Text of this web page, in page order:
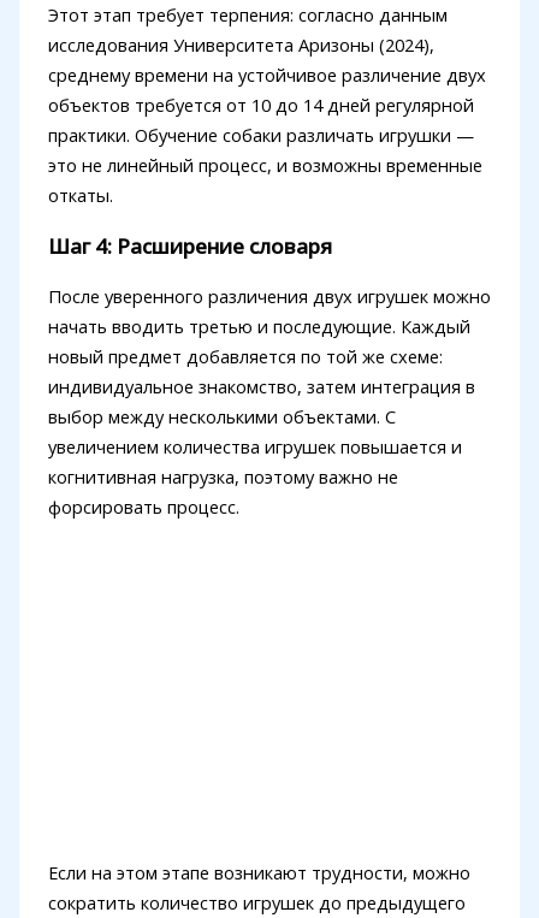
Этот этап требует терпения: согласно данным
исследования Университета Аризоны (2024),
среднему времени на устойчивое различение двух
объектов требуется от 10 до 14 дней регулярной
практики. Обучение собаки различать игрушки —
это не линейный процесс, и возможны временные
откаты.
Шаг 4: Расширение словаря
После уверенного различения двух игрушек можно
начать вводить третью и последующие. Каждый
новый предмет добавляется по той же схеме:
индивидуальное знакомство, затем интеграция в
выбор между несколькими объектами. С
увеличением количества игрушек повышается и
когнитивная нагрузка, поэтому важно не
форсировать процесс.
Если на этом этапе возникают трудности, можно
сократить количество игрушек до предыдущего